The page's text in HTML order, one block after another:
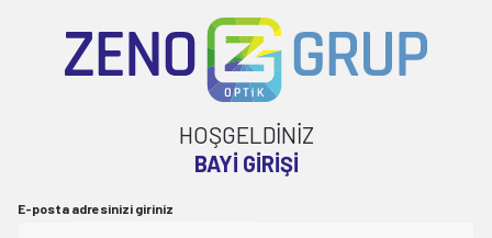
HOŞGELDİNİZ
BAYI GIRIŞI
E-posta adresinizi giriniz